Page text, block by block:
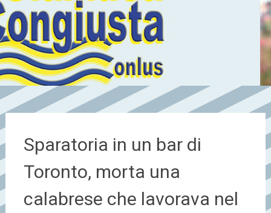
Sparatoria in un bar di
Toronto, morta una
calabrese che lavorava nel